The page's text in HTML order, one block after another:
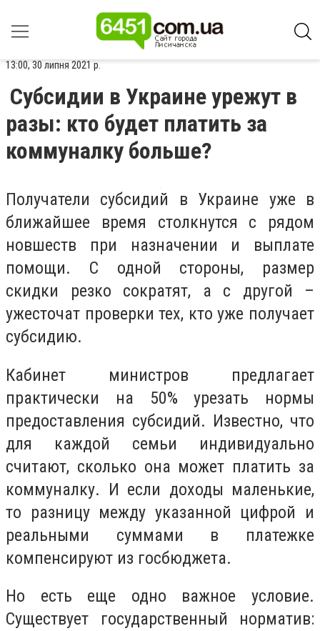
13:00, 30 липня 2021 р.
Субсидии в Украине урежут в
разы: кто будет платить за
коммуналку больше?
Получатели субсидий в Украине уже в
ближайшее время столкнутся с рядом
новшеств при назначении и выплате
помощи. С одной стороны, размер
скидки резко сократят, а с другой –
ужесточат проверки тех, кто уже получает
субсидию.
Кабинет министров предлагает
практически на 50% урезать нормы
предоставления субсидий. Известно, что
для каждой семьи индивидуально
считают, сколько она может платить за
коммуналку. И если доходы маленькие,
то разницу между указанной цифрой и
реальными суммами в платежке
компенсируют из госбюджета.
Но есть еще одно важное условие.
Существует государственный норматив: